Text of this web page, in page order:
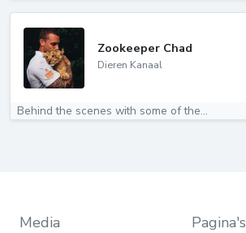
Zookeeper Chad
Dieren Kanaal
Behind the scenes with some of the...
Media Pagina's